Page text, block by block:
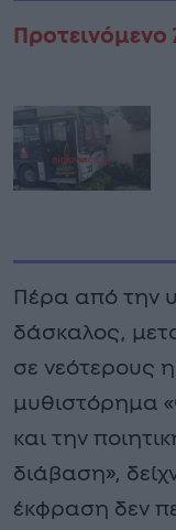
Πέρα από την
δάσκαλος,
σε νεότερους
μυθιστόρημα
και την
διάβαση»,
έκφραση δεν